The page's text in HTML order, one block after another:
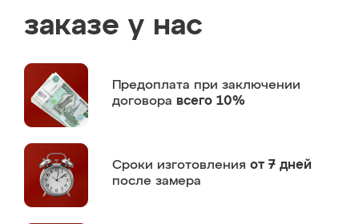
заказе у нас
Предоплата при заключении
договора всего 10%
Сроки изготовления от 7 дней
после замера